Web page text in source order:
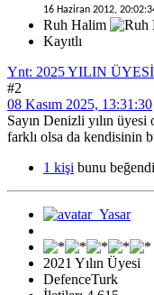
16 Haziran 2012,
Ruh Halim
Kayıtlı
Ynt: 2025 YILIN ÜYESİ
#2
08 Kasım 2025, 13:31:30
Sayın Denizli yılın
farklı olsa da kendisinin
1 kişi bunu
2021 Yılın Üyesi
DefenceTurk